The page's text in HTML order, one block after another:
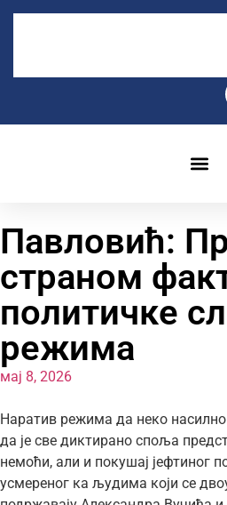
Павловић:
страном
политичке
режима
мај 8, 2026
Наратив режима да неко
да је све диктирано споља
немоћи, али и покушај јефтиног
усмереног ка људима који се